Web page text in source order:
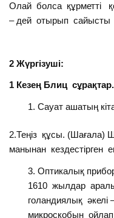
Олай болса құрметті
– дей отырып сайысты
2 Жүргізуші:
1 Кезең Блиц сұрақтар.
Сауат ашатың
2.Теңіз құсы. (Шағала)
манынан кездестірген
Оптикалық
1610 жылдар
голандиялық
микроскобын